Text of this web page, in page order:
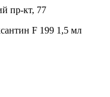
F 199 1,5 мл
пр-кт, 77